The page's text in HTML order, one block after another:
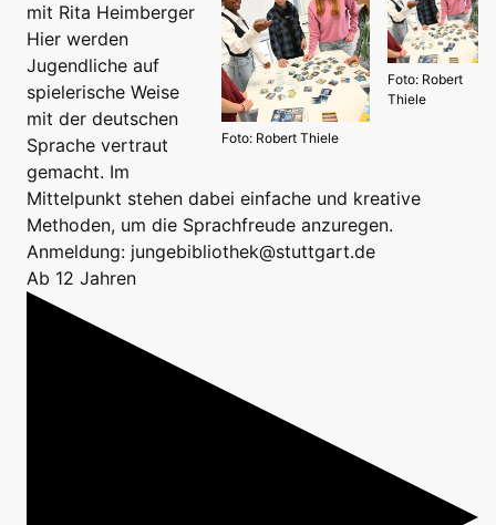
Foto: Robert
Thiele
Foto: Robert Thiele
mit Rita Heimberger
Hier werden
Jugendliche auf
spielerische Weise
mit der deutschen
Sprache vertraut
gemacht. Im
Mittelpunkt stehen dabei einfache und kreative
Methoden, um die Sprachfreude anzuregen.
Anmeldung: jungebibliothek@stuttgart.de
Ab 12 Jahren